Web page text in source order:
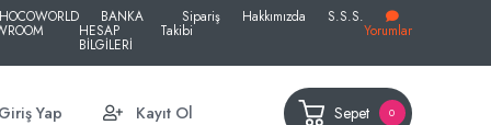
BANKA
HESAP
BİLGİLERİ
Sipariş
Takibi
Hakkımızda S.S.S.
Yorumlar
Giriş Yap Kayıt Ol Sepet 0